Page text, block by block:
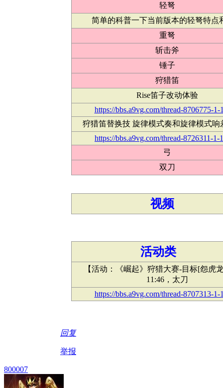
轻弩
简单的科普一下当前版本的轻弩特点
重弩
斩击斧
锤子
狩猎笛
Rise笛子改动体验
https://bbs.a9vg.com/thread-8706775-1-
狩猎笛替换技 旋律模式奏和旋律模式响
https://bbs.a9vg.com/thread-8726311-1-
弓
双刀
视频
活动类
【活动：《崛起》狩猎大赛-目标[怨虎
11:46，太刀
https://bbs.a9vg.com/thread-8707313-1-
回复
举报
800007